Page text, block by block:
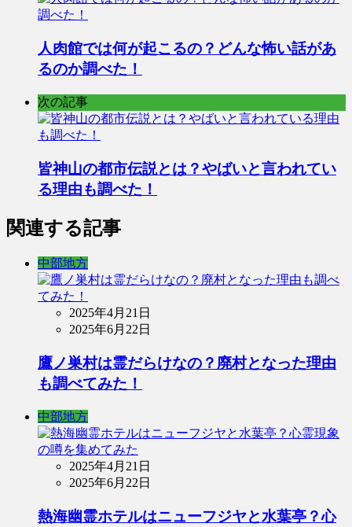
人肉館では何が起こるの？どんな怖い話があ
るのか調べた！
次の記事
皆神山の都市伝説とは？やばいと言われてい
る理由も調べた！
関連する記事
中部地方
2025年4月21日
2025年6月22日
鷹ノ巣村は霊だらけなの？廃村となった理由
も調べてみた！
中部地方
2025年4月21日
2025年6月22日
熱海幽霊ホテルはニューフジヤと水葉亭？心